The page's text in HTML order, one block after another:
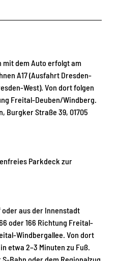
mit dem Auto erfolgt am
A17 (Ausfahrt Dresden-
West). Von dort folgen
Freital-Deuben/Windberg.
Burgker Straße 39, 01705
Parkdeck zur
aus der Innenstadt
oder 166 Richtung Freital-
Windbergallee. Von dort
etwa 2–3 Minuten zu Fuß.